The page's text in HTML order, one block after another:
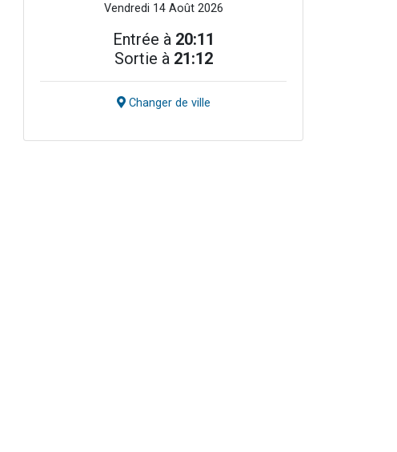
Vendredi 14 Août 2026
Entrée à 20:11
Sortie à 21:12
Changer de ville